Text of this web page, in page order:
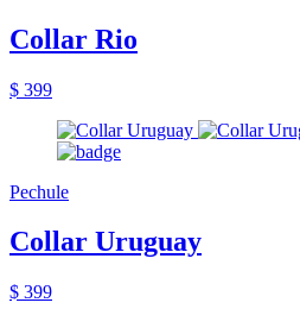
Collar Rio
$ 399
Pechule
Collar Uruguay
$ 399